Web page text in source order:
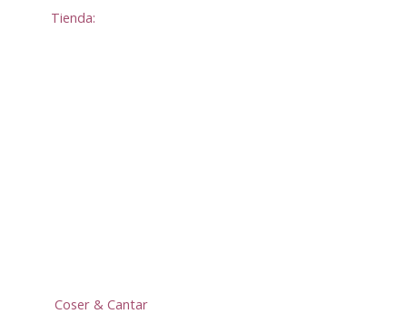
Tienda:
Coser & Cantar